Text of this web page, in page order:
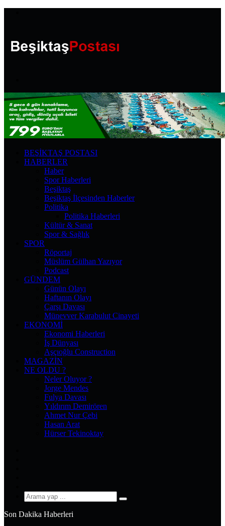
...
BEŞIKTAŞ POSTASI
HABERLER
Haber
Spor Haberleri
Beşiktaş
Beşiktaş İlçesinden Haberler
Politika
Politika Haberleri
Kültür & Sanat
Spor & Sağlık
SPOR
Röportaj
Müslüm Gülhan Yazıyor
Podcast
GÜNDEM
Günün Olayı
Haftanın Olayı
Çarşı Davası
Münevver Karabulut Cinayeti
EKONOMI
Ekonomi Haberleri
İş Dünyası
Aşçıoğlu Construction
MAGAZIN
NE OLDU ?
Neler Oluyor ?
Jorge Mendes
Fulya Davası
Yıldırım Demirören
Ahmet Nur Çebi
Hasan Arat
Hürser Tekinoktay
Arama
Son Dakika Haberleri